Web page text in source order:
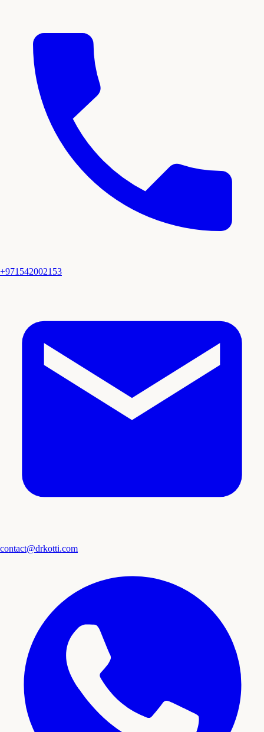
+971542002153
contact@drkotti.com